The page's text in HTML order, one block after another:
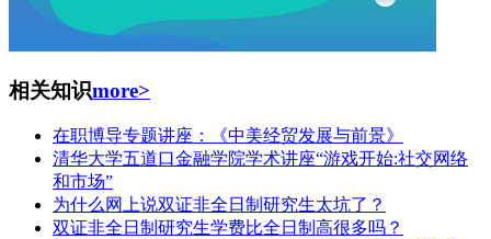
相关知识more>
在职博导专题讲座：《中美经贸发展与前景》
清华大学五道口金融学院学术讲座“游戏开始:社交网络
和市场”
为什么网上说双证非全日制研究生太坑了？
双证非全日制研究生学费比全日制高很多吗？